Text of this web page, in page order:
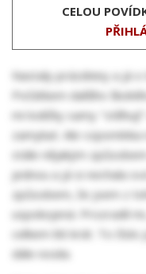
CELOU
Nastaly prázdniny a já
Počátkem dalšího
mi lodičky samy
zamykat. Ale
stále nějakým
jednou a já si nechala
způsobem, že jsem z
uspokojená. Prozradil
celkem 86 krát. To
dále nosila.